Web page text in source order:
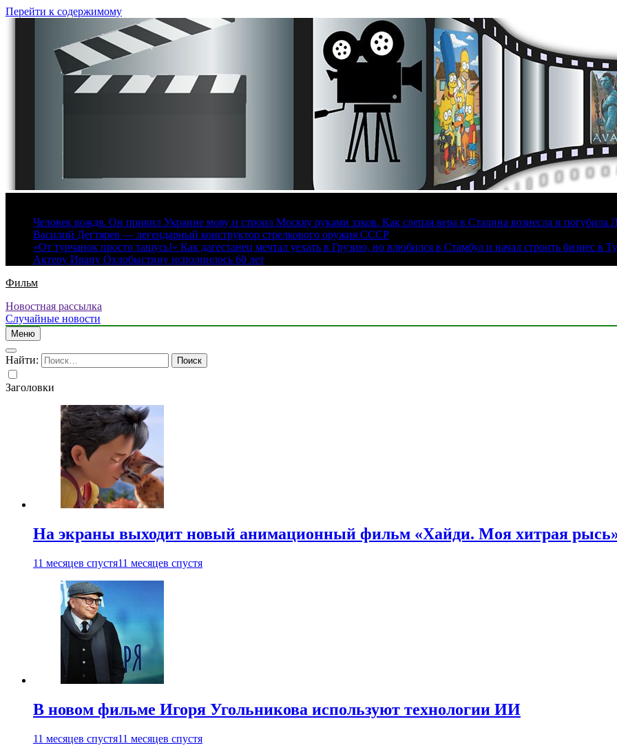
Перейти к содержимому
Человек вождя. Он привил Украине мову и строил Москву руками зэков. Как слепая вера в Сталина вознесла и погубила
Василий Дегтярев — легендарный конструктор стрелкового оружия СССР
«От турчанок просто тащусь!» Как дагестанец мечтал уехать в Грузию, но влюбился в Стамбул и начал строить бизнес в
Актеру Ивану Охлобыстину исполнилось 60 лет
Фильм
Новостная рассылка
Случайные новости
Меню
Найти:
Заголовки
На экраны выходит новый анимационный фильм «Хайди. Моя хитрая
11 месяцев спустя11 месяцев спустя
В новом фильме Игоря Угольникова используют технологии ИИ
11 месяцев спустя11 месяцев спустя